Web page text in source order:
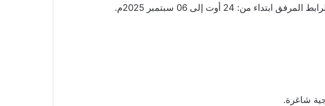
أوت إلى 06 سبتمبر 2025م.
شاغرة.